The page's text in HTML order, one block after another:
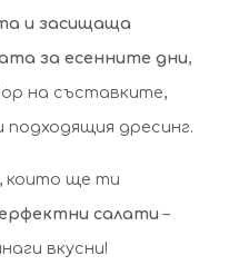
и засищаща
за есенните дни,
на съставките,
дресинг.
които ще ти
салати –
вкусни!